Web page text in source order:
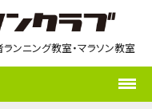
ンニング教室・マラソン教室